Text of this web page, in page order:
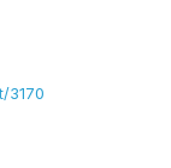
3170